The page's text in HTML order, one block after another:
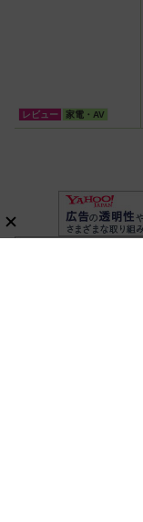
レビュー 家電・AV